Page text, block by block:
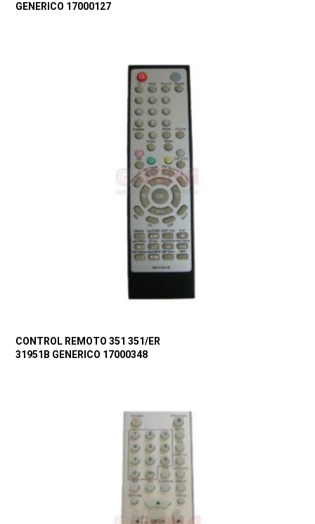
GENERICO 17000127
CONTROL REMOTO 351 351/ER
31951B GENERICO 17000348